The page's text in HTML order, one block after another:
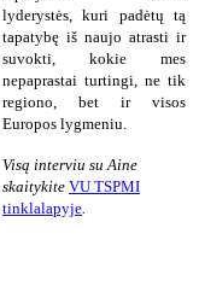
lyderystės, kuri padėtų tą
tapatybę iš naujo atrasti ir
suvokti, kokie mes
nepaprastai turtingi, ne tik
regiono, bet ir visos
Europos lygmeniu.
Visą interviu su Aine
skaitykite VU TSPMI
tinklalapyje